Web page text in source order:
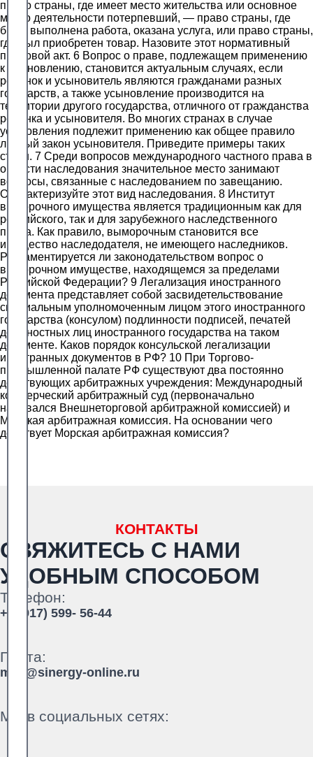
право страны, где имеет место жительства или основное
место деятельности потерпевший, — право страны, где
была выполнена работа, оказана услуга, или право страны,
где был приобретен товар. Назовите этот нормативный
правовой акт. 6 Вопрос о праве, подлежащем применению
к усыновлению, становится актуальным случаях, если
ребенок и усыновитель являются гражданами разных
государств, а также усыновление производится на
территории другого государства, отличного от гражданства
ребенка и усыновителя. Во многих странах в случае
усыновления подлежит применению как общее правило
личный закон усыновителя. Приведите примеры таких
стран. 7 Среди вопросов международного частного права в
области наследования значительное место занимают
вопросы, связанные с наследованием по завещанию.
Охарактеризуйте этот вид наследования. 8 Институт
выморочного имущества является традиционным как для
российского, так и для зарубежного наследственного
права. Как правило, выморочным становится все
имущество наследодателя, не имеющего наследников.
Регламентируется ли законодательством вопрос о
выморочном имуществе, находящемся за пределами
Российской Федерации? 9 Легализация иностранного
документа представляет собой засвидетельствование
специальным уполномоченным лицом этого иностранного
государства (консулом) подлинности подписей, печатей
должностных лиц иностранного государства на таком
документе. Каков порядок консульской легализации
иностранных документов в РФ? 10 При Торгово-
промышленной палате РФ существуют два постоянно
действующих арбитражных учреждения: Международный
коммерческий арбитражный суд (первоначально
назывался Внешнеторговой арбитражной комиссией) и
Морская арбитражная комиссия. На основании чего
действует Морская арбитражная комиссия?
КОНТАКТЫ
СВЯЖИТЕСЬ С НАМИ
УДОБНЫМ СПОСОБОМ
Телефон:
+7 (917) 599- 56-44
Почта:
mail@sinergy-online.ru
Мы в социальных сетях: